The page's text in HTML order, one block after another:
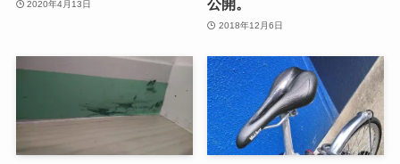
2020年4月13日
公開。
2018年12月6日